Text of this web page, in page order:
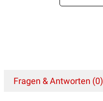
Fragen & Antworten (0)